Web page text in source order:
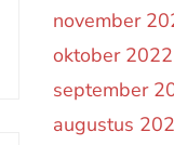
november
oktober 2022
september
augustus